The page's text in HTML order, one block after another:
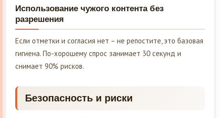
Использование чужого контента без
разрешения
Если отметки и согласия нет – не репостите, это базовая
гигиена. По-хорошему спрос занимает 30 секунд и
снимает 90% рисков.
Безопасность и риски